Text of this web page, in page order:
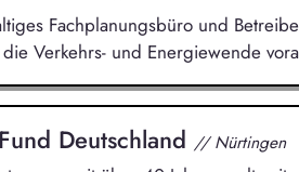
Fachplanungsbüro und
Verkehrs- und Energiewende
Deutschland // Nürtingen